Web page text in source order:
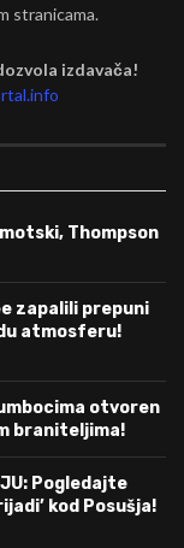
stranicama.
izdavača!
Thompson
zapalili prepuni
atmosferu!
otvoren
braniteljima!
Pogledajte
kod Posušja!